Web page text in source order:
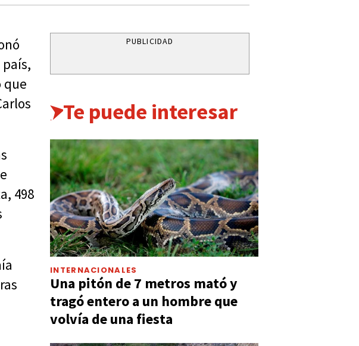
que
498
PUBLICIDAD
Te puede interesar
INTERNACIONALES
Una pitón de 7 metros mató y
tragó entero a un hombre que
volvía de una fiesta